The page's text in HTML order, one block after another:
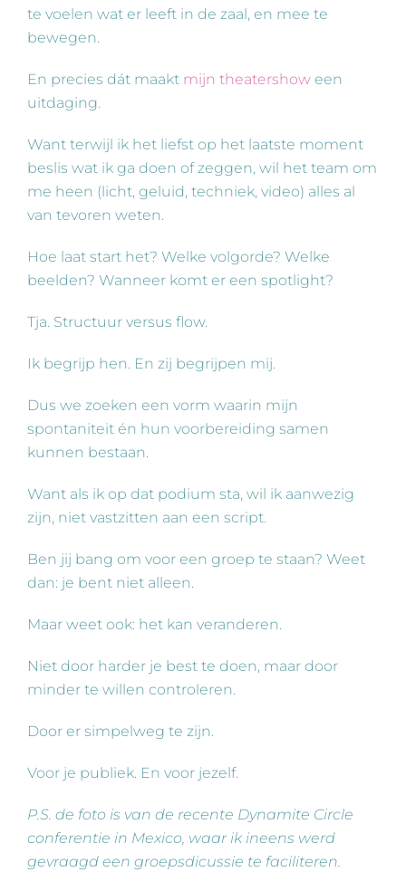
te voelen wat er leeft in de zaal, en mee te
bewegen.
En precies dát maakt mijn theatershow een
uitdaging.
Want terwijl ik het liefst op het laatste moment
beslis wat ik ga doen of zeggen, wil het team om
me heen (licht, geluid, techniek, video) alles al
van tevoren weten.
Hoe laat start het? Welke volgorde? Welke
beelden? Wanneer komt er een spotlight?
Tja. Structuur versus flow.
Ik begrijp hen. En zij begrijpen mij.
Dus we zoeken een vorm waarin mijn
spontaniteit én hun voorbereiding samen
kunnen bestaan.
Want als ik op dat podium sta, wil ik aanwezig
zijn, niet vastzitten aan een script.
Ben jij bang om voor een groep te staan? Weet
dan: je bent niet alleen.
Maar weet ook: het kan veranderen.
Niet door harder je best te doen, maar door
minder te willen controleren.
Door er simpelweg te zijn.
Voor je publiek. En voor jezelf.
P.S. de foto is van de recente Dynamite Circle
conferentie in Mexico, waar ik ineens werd
gevraagd een groepsdicussie te faciliteren.